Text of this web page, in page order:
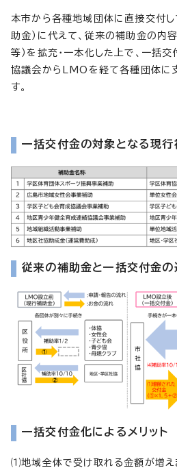
本市から各種地域団体に直接交付し
助金）に代えて、従来の補助金の内
等）を拡充・一本化した上で、一括
協議会からLMOを経て各種団体に
す。
一括交付金の対象となる現行
従来の補助金と一括交付金の
一括交付金化によるメリット
⑴地域全体で受け取れる金額が増え